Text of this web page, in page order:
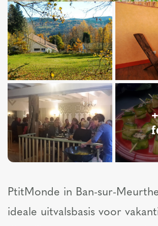
PtitMonde in Ban-sur-
ideale uitvalsbasis voor